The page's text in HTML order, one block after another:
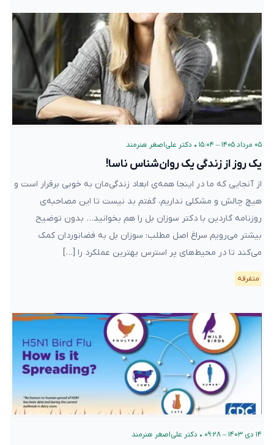
۰۵ مرداد ۱۴۰۵ – ۱۵:۰۴ • دکتر علی‌اصغر هنرمند
یک روز از زندگی یک روان‌شناس ناسا!
از آنجایی که ما در اینجا همه‌ی ابعاد زندگی‌مان به خوبی برقرار است و
هیچ چالش و مشکلی نداریم، گفتم بد نیست تا این مصاحبه‌ی
روزنامه گاردین با دکتر سوزان بل را هم بخوانید… بدون توضیح
بیشتر می‌رویم سراغ اصل مطلب: سوزان بل به فضانوردان کمک
می‌کند تا در محیط‌های پر استرس بهترین عملکرد را […]
متفرقه
۱۴ دی ۱۴۰۳ – ۰۹:۲۸ • دکتر علی‌اصغر هنرمند